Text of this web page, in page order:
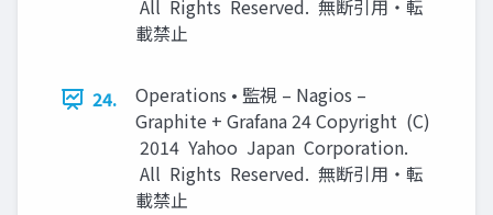
All Rights Reserved. 無断引用・転
載禁止
24.
Operations • 監視 – Nagios –
Graphite + Grafana 24 Copyright (C)
2014 Yahoo Japan Corporation.
All Rights Reserved. 無断引用・転
載禁止